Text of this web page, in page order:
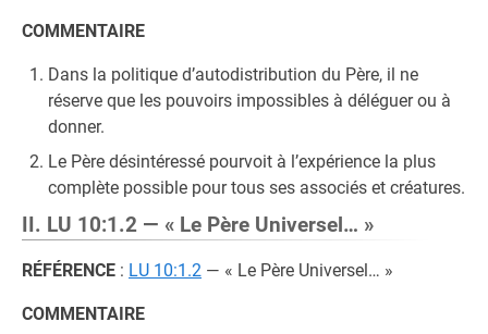
COMMENTAIRE
Dans la politique d’autodistribution du Père, il ne
réserve que les pouvoirs impossibles à déléguer ou à
donner.
Le Père désintéressé pourvoit à l’expérience la plus
complète possible pour tous ses associés et créatures.
II. LU 10:1.2 — « Le Père Universel… »
RÉFÉRENCE : LU 10:1.2 — « Le Père Universel… »
COMMENTAIRE